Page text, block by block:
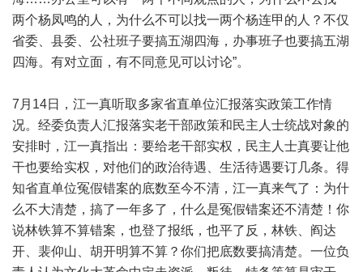
两个杨凤鸣的人，为什么不可以找一两个杨连甲的人？不仅
省委、县委、公社班子要搞五湖四海，办事班子也要搞五湖
四海。有对立面，有不同意见可以讨论”。
7月14日，江一真听取多家省直单位汇报落实政策工作情
况。经委负责人汇报落实老干部政策和民主人士统战对象的
安排时，江一真指出：要给老干部实权，民主人士真要让他
干也要给实权，对他们的政治待遇、生活待遇要订几条。得
知省直单位冤假错案的底数至今不清，江一真来气了：为什
么不大清楚，搞了一年多了，什么是冤假错案还不清楚！你
说林铁算不算错案，也登了报纸，也平了反，林铁、阎达
开、裴仰山、胡开明算不算？你们把底数要搞清楚。一位负